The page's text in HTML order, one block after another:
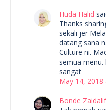
Huda Halid
Thanks
sekali jer
datang sana
Culture ni.
semua
sangat
May 14, 2018
Bonde